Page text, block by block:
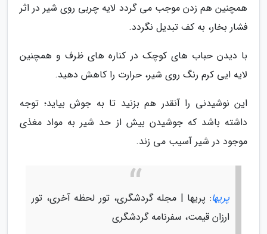
همچنین هم زدن موجب می گردد لایه چربی روی شیر در اثر
فشار بخار، به کف تبدیل نگردد.
با دیدن حباب های کوچک در کناره های ظرف و همچنین
لایه ایی کرم رنگ روی شیر، حرارت را کاهش دهید.
این نوشیدنی را آنقدر هم بزنید تا به جوش بیاید؛ توجه
داشته باشد که جوشیدن بیش از حد شیر به مواد مغذی
موجود در شیر آسیب می زند.
پریها: پریها | مجله گردشگری، تور لحظه آخری، تور
ارزان قیمت، سفرنامه گردشگری